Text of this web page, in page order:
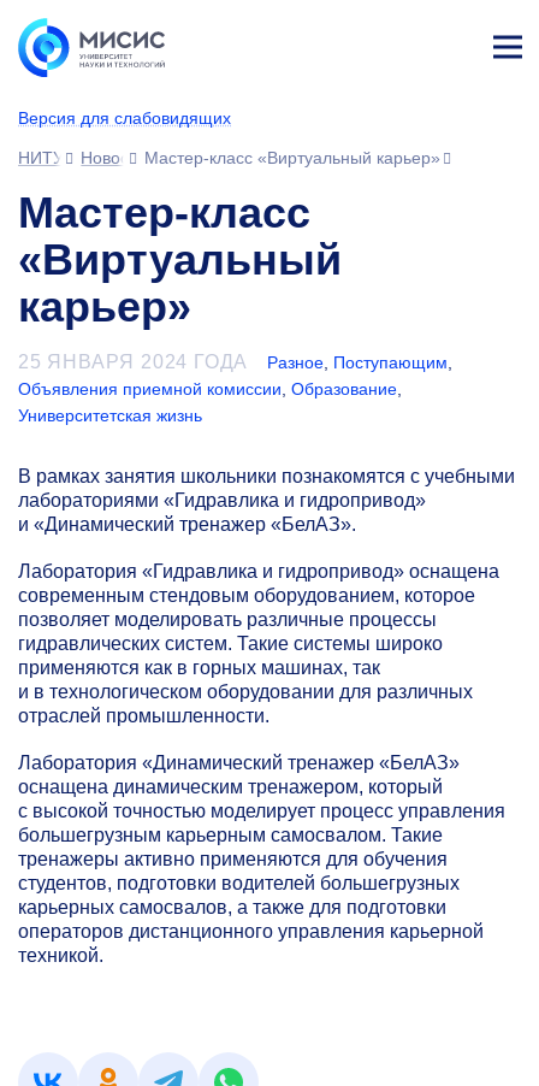
Версия для слабовидящих
ине
НИТУ МИСИС
НовостиМастер-класс «Виртуальный карьер»
Мастер-класс
«Виртуальный
карьер»
25 ЯНВАРЯ 2024 ГОДА Разное Поступающим
Объявления приемной комиссии Образование
Университетская жизнь
В рамках занятия школьники познакомятся с учебными
лабораториями «Гидравлика и гидропривод»
и «Динамический тренажер «БелАЗ».
Лаборатория «Гидравлика и гидропривод» оснащена
современным стендовым оборудованием, которое
позволяет моделировать различные процессы
гидравлических систем. Такие системы широко
применяются как в горных машинах, так
и в технологическом оборудовании для различных
отраслей промышленности.
Лаборатория «Динамический тренажер «БелАЗ»
оснащена динамическим тренажером, который
с высокой точностью моделирует процесс управления
большегрузным карьерным самосвалом. Такие
тренажеры активно применяются для обучения
студентов, подготовки водителей большегрузных
карьерных самосвалов, а также для подготовки
операторов дистанционного управления карьерной
техникой.